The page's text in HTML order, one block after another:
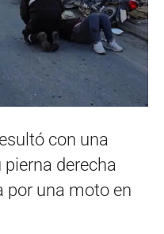
con una
derecha
por una moto en